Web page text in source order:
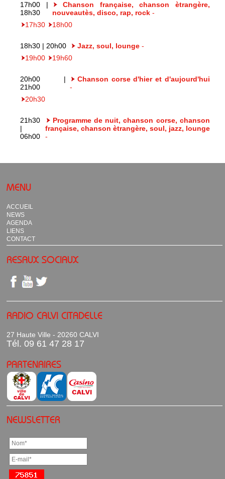
17h00 |
18h30
Chanson française, chanson ètrangère,
nouveautès, disco, rap, rock -
17h30
18h00
18h30 | 20h00 Jazz, soul, lounge -
19h00
19h60
20h00 |
21h00
Chanson corse d'hier et d'aujourd'hui
-
20h30
21h30
|
06h00
Programme de nuit, chanson corse, chanson
française, chanson ètrangère, soul, jazz, lounge
-
MENU
ACCUEIL
NEWS
AGENDA
LIENS
CONTACT
RESAUX SOCIAUX
RADIO CALVI CITADELLE
27 Haute Ville - 20260 CALVI
Tél. 09 61 47 28 17
PARTENAIRES
NEWSLETTER